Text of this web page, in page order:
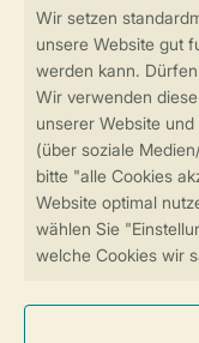
Sicher und
SSL-
Sichere
Sicheres